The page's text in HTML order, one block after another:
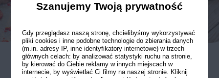
Szanujemy Twoją prywatność
Gdy przeglądasz naszą stronę, chcielibyśmy wykorzystywać
pliki cookies i inne podobne technologie do zbierania danych
(m.in. adresy IP, inne identyfikatory internetowe) w trzech
głównych celach: by analizować statystyki ruchu na stronie,
by kierować do Ciebie reklamy w innych miejscach w
internecie, by wyświetlać Ci filmy na naszej stronie. Kliknij